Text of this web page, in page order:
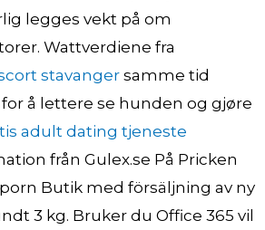
legges vekt på om
Wattverdiene fra
stavanger samme tid
å lettere se hunden og gjøre
adult dating tjeneste
från Gulex.se På Pricken
Butik med försäljning av ny
3 kg. Bruker du Office 365 vil